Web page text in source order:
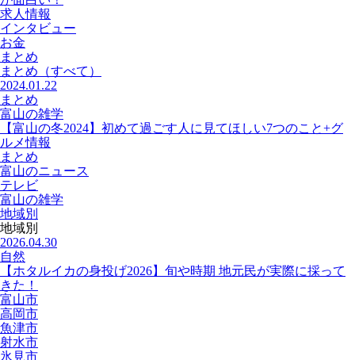
求人情報
インタビュー
お金
まとめ
まとめ （すべて）
2024.01.22
まとめ
富山の雑学
【富山の冬2024】初めて過ごす人に見てほしい7つのこと+グ
ルメ情報
まとめ
富山のニュース
テレビ
富山の雑学
地域別
地域別
2026.04.30
自然
【ホタルイカの身投げ2026】旬や時期 地元民が実際に採って
きた！
富山市
高岡市
魚津市
射水市
氷見市